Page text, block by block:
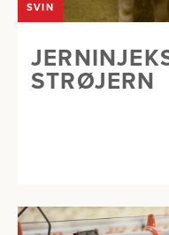
SVIN
STRØJERN